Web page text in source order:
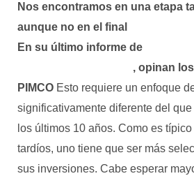
Nos encontramos en una etapa
aunque no en el final
En su último informe de
, opinan
PIMCO Esto requiere un enfoque
significativamente diferente del
los últimos 10 años. Como es
tardíos, uno tiene que ser más
sus inversiones. Cabe esperar